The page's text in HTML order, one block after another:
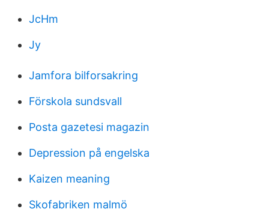
JcHm
Jy
Jamfora bilforsakring
Förskola sundsvall
Posta gazetesi magazin
Depression på engelska
Kaizen meaning
Skofabriken malmö